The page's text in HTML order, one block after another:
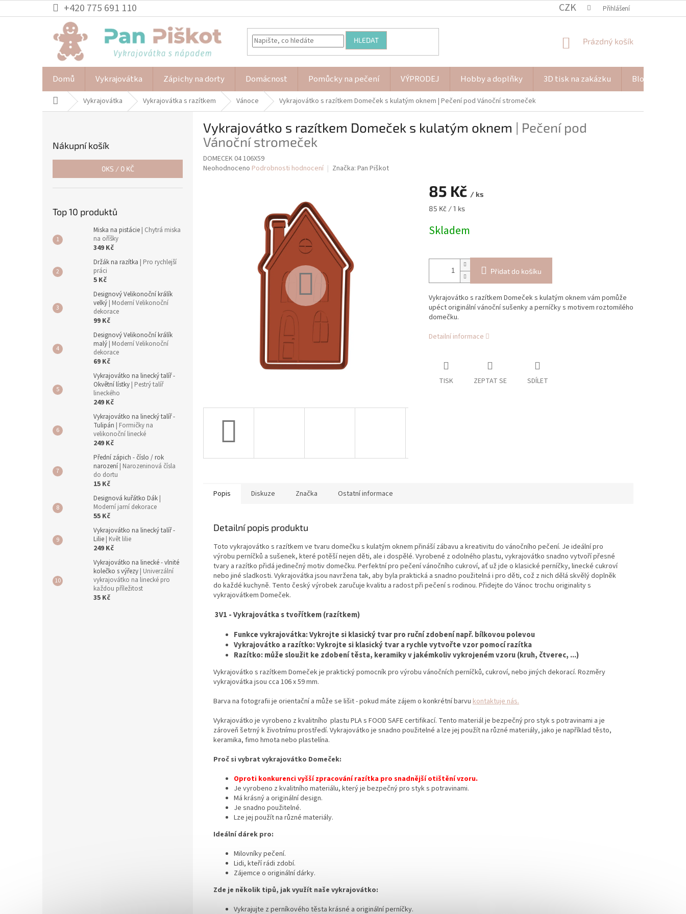
na
+420 775 691 110 CZK Přihlášení
HLEDAT
NÁKUPNÍ
Prázdný košík
Domů Vykrajovátka Zápichy na dorty Domácnost Pomůcky na pečení VÝPRODEJ Hobby a doplňky 3D tisk na zakázku Blog Pana
Domů Vykrajovátka Vykrajovátka s razítkem Vánoce Vykrajovátko s razítkem Domeček s kulatým oknem | Pečení pod Vánoční stromeček
Nákupní košík
0KS / 0 KČ
Top 10 produktů
Miska na pistácie | Chytrá miska
na oříšky
349 Kč
Držák na razítka | Pro rychlejší
práci
5 Kč
Designový Velikonoční králík
velký | Moderní Velikonoční
dekorace
99 Kč
Designový Velikonoční králík
malý | Moderní Velikonoční
dekorace
69 Kč
Vykrajovátko na linecký talíř -
Okvětní lístky | Pestrý talíř
lineckého
249 Kč
Vykrajovátko na linecký talíř -
Tulipán | Formičky na
velikonoční linecké
249 Kč
Přední zápich - číslo / rok
narození | Narozeninová čísla
do dortu
15 Kč
Designová kuřátko Dák |
Moderní jarní dekorace
55 Kč
Vykrajovátko na linecký talíř -
Lilie | Květ lilie
249 Kč
Vykrajovátko na linecké - vlnité
kolečko s výřezy | Univerzální
vykrajovátko na linecké pro
každou příležitost
35 Kč
Vykrajovátko s razítkem Domeček s kulatým oknem | Pečení pod
Vánoční stromeček
DOMECEK 04 106X59
Průměrné
Neohodnoceno Podrobnosti hodnocení Značka: Pan Piškot
85 Kč / ks
Měrná
85 Kč / 1 ks
Skladem
Přidat do košíku
Vykrajovátko s razítkem Domeček s kulatým oknem vám pomůže
upéct originální vánoční sušenky a perníčky s motivem roztomilého
domečku.
Detailní informace
TISK ZEPTAT SE SDÍLET
Popis Diskuze Značka Ostatní informace
Detailní popis produktu
Toto vykrajovátko s razítkem ve tvaru domečku s kulatým oknem přináší zábavu a kreativitu do vánočního pečení. Je ideální pro
výrobu perníčků a sušenek, které potěší nejen děti, ale i dospělé. Vyrobené z odolného plastu, vykrajovátko snadno vytvoří přesné
tvary a razítko přidá jedinečný motiv domečku. Perfektní pro pečení vánočního cukroví, ať už jde o klasické perníčky, linecké cukroví
nebo jiné sladkosti. Vykrajovátka jsou navržena tak, aby byla praktická a snadno použitelná i pro děti, což z nich dělá skvělý doplněk
do každé kuchyně. Tento český výrobek zaručuje kvalitu a radost při pečení s rodinou. Přidejte do Vánoc trochu originality s
vykrajovátkem Domeček.
3V1 - Vykrajovátka s tvořítkem (razítkem)
Funkce vykrajovátka: Vykrojte si klasický tvar pro ruční zdobení např. bílkovou polevou
Vykrajovátko a razítko: Vykrojte si klasický tvar a rychle vytvořte vzor pomocí razítka
Razítko: může sloužit ke zdobení těsta, keramiky v jakémkoliv vykrojeném vzoru (kruh, čtverec, ...)
Vykrajovátko s razítkem Domeček je praktický pomocník pro výrobu vánočních perníčků, cukroví, nebo jiných dekorací. Rozměry
vykrajovátka jsou cca 106 x 59 mm.
Barva na fotografii je orientační a může se lišit - pokud máte zájem o konkrétní barvu kontaktuje nás.
Vykrajovátko je vyrobeno z kvalitního plastu PLA s FOOD SAFE certifikací. Tento materiál je bezpečný pro styk s potravinami a je
zároveň šetrný k životnímu prostředí. Vykrajovátko je snadno použitelné a lze jej použít na různé materiály, jako je například těsto,
keramika, fimo hmota nebo plastelína.
Proč si vybrat vykrajovátko Domeček:
Oproti konkurenci vyšší zpracování razítka pro snadnější otištění vzoru.
Je vyrobeno z kvalitního materiálu, který je bezpečný pro styk s potravinami.
Má krásný a originální design.
Je snadno použitelné.
Lze jej použít na různé materiály.
Ideální dárek pro:
Milovníky pečení.
Lidi, kteří rádi zdobí.
Zájemce o originální dárky.
Zde je několik tipů, jak využít naše vykrajovátko:
Vykrajujte z perníkového těsta krásné a originální perníčky.